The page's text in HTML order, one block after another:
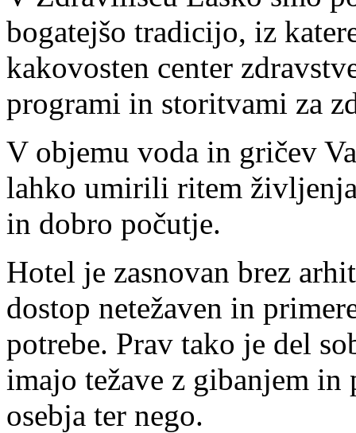
bogatejšo tradicijo, iz
kakovosten center
programi in storitvami za
V objemu voda in gričev
lahko umirili ritem
in dobro počutje.
Hotel je zasnovan brez
dostop netežaven in
potrebe. Prav tako je del
imajo težave z gibanjem in
osebja ter nego.